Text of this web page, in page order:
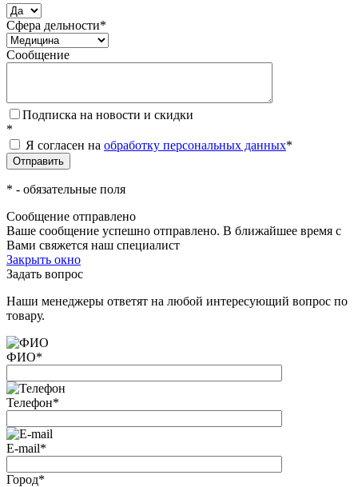
Сфера дельности*
Сообщение
Подписка на новости и скидки
*
Я согласен на обработку персональных данных*
* - обязательные поля
Сообщение отправлено
Ваше сообщение успешно отправлено. В ближайшее время с
Вами свяжется наш специалист
Закрыть окно
Задать вопрос
Наши менеджеры ответят на любой интересующий вопрос по
товару.
ФИО*
Телефон*
E-mail*
Город*